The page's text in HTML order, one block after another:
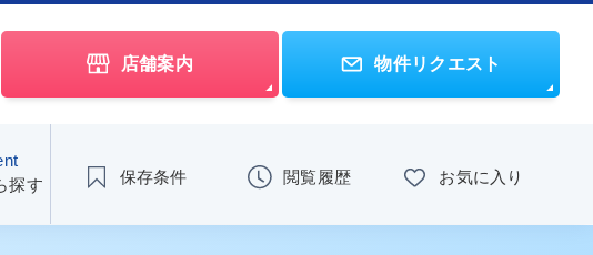
店舗案内 物件リクエスト
探す 保存条件 閲覧履歴 お気に入り